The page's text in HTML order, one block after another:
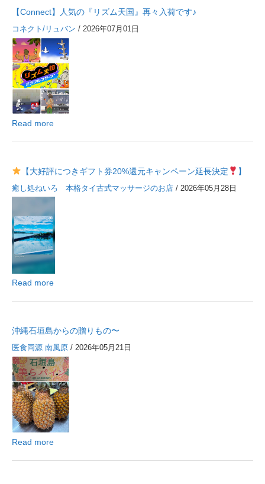
【Connect】人気の『リズム天国』再々入荷です♪
コネクト/リュバン / 2026年07月01日
Read more
【大好評につきギフト券20%還元キャンペーン延長決定 】
癒し処ねいろ 本格タイ古式マッサージのお店 / 2026年05月28日
Read more
沖縄石垣島からの贈りもの〜
医食同源 南風原 / 2026年05月21日
Read more